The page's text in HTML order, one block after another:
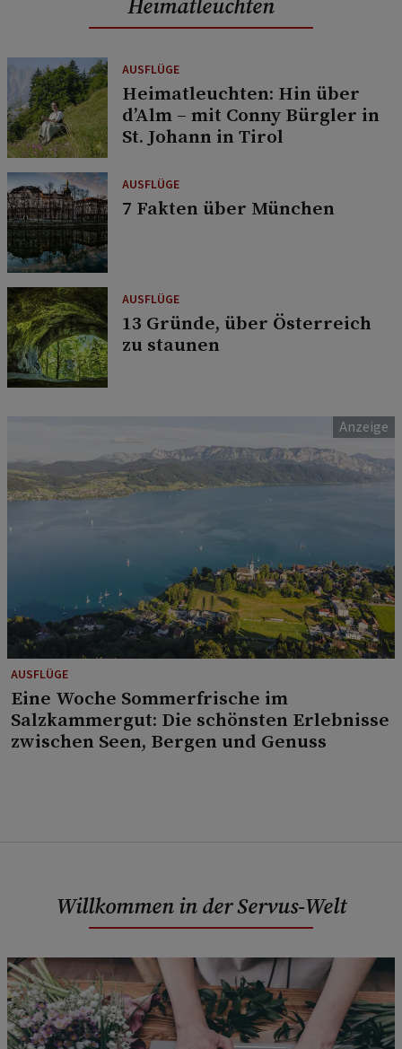
AUSFLÜGE
Heimatleuchten: Hin über
d’Alm – mit Conny Bürgler in
St. Johann in Tirol
AUSFLÜGE
7 Fakten über München
AUSFLÜGE
13 Gründe, über Österreich
zu staunen
AUSFLÜGE
Eine Woche Sommerfrische im
Salzkammergut: Die schönsten Erlebnisse
zwischen Seen, Bergen und Genuss
Willkommen in der Servus-Welt